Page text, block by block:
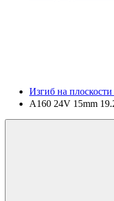
Изгиб на
A160 24V 15mm